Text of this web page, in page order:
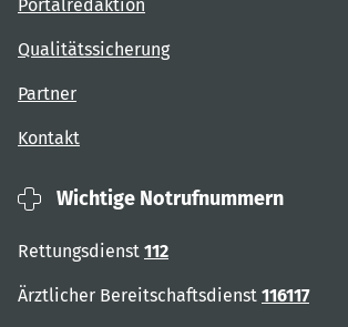
Portalredaktion
Qualitätssicherung
Partner
Kontakt
Wichtige Notrufnummern
Rettungsdienst 112
Ärztlicher Bereitschaftsdienst 116117